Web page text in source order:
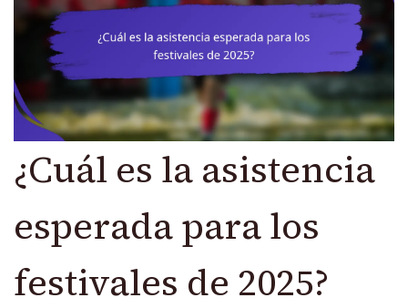
¿Cuál es la asistencia
esperada para los
festivales de 2025?